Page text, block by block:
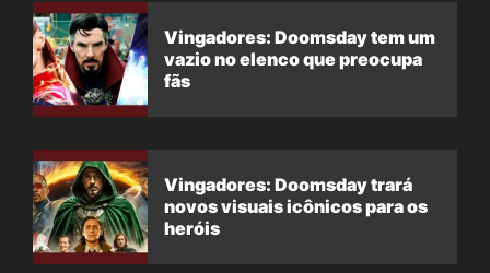
Vingadores: Doomsday tem um
vazio no elenco que preocupa
fãs
Vingadores: Doomsday trará
novos visuais icônicos para os
heróis